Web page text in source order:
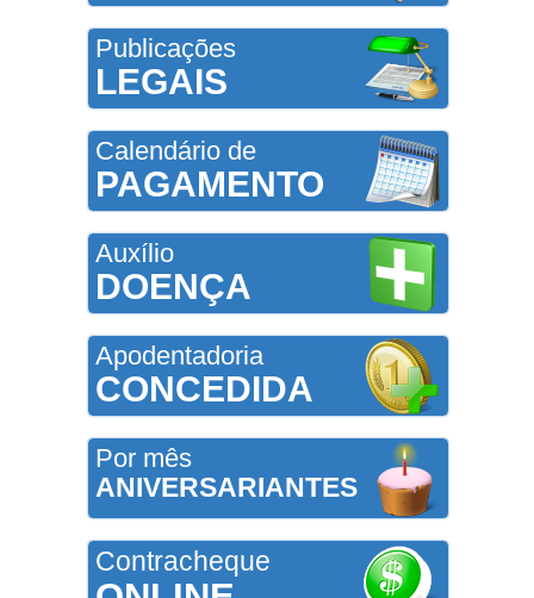
Publicações
LEGAIS
Calendário de
PAGAMENTO
Auxílio
DOENÇA
Apodentadoria
CONCEDIDA
Por mês
ANIVERSARIANTES
Contracheque